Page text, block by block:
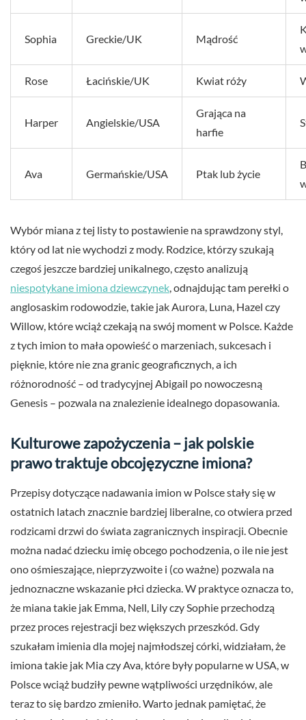
Sophia Greckie/UK Mądrość
Rose Łacińskie/UK Kwiat róży
Harper Angielskie/USA
Grająca na
harfie
Ava Germańskie/USA Ptak lub życie
Wybór miana z tej listy to postawienie na sprawdzony styl,
który od lat nie wychodzi z mody. Rodzice, którzy szukają
czegoś jeszcze bardziej unikalnego, często analizują
niespotykane imiona dziewczynek , odnajdując tam perełki o
anglosaskim rodowodzie, takie jak Aurora, Luna, Hazel czy
Willow, które wciąż czekają na swój moment w Polsce. Każde
z tych imion to mała opowieść o marzeniach, sukcesach i
pięknie, które nie zna granic geograficznych, a ich
różnorodność – od tradycyjnej Abigail po nowoczesną
Genesis – pozwala na znalezienie idealnego dopasowania.
Kulturowe zapożyczenia – jak polskie
prawo traktuje obcojęzyczne imiona?
Przepisy dotyczące nadawania imion w Polsce stały się w
ostatnich latach znacznie bardziej liberalne, co otwiera przed
rodzicami drzwi do świata zagranicznych inspiracji. Obecnie
można nadać dziecku imię obcego pochodzenia, o ile nie jest
ono ośmieszające, nieprzyzwoite i (co ważne) pozwala na
jednoznaczne wskazanie płci dziecka. W praktyce oznacza to,
że miana takie jak Emma, Nell, Lily czy Sophie przechodzą
przez proces rejestracji bez większych przeszkód. Gdy
szukałam imienia dla mojej najmłodszej córki, widziałam, że
imiona takie jak Mia czy Ava, które były popularne w USA, w
Polsce wciąż budziły pewne wątpliwości urzędników, ale
teraz to się bardzo zmieniło. Warto jednak pamiętać, że